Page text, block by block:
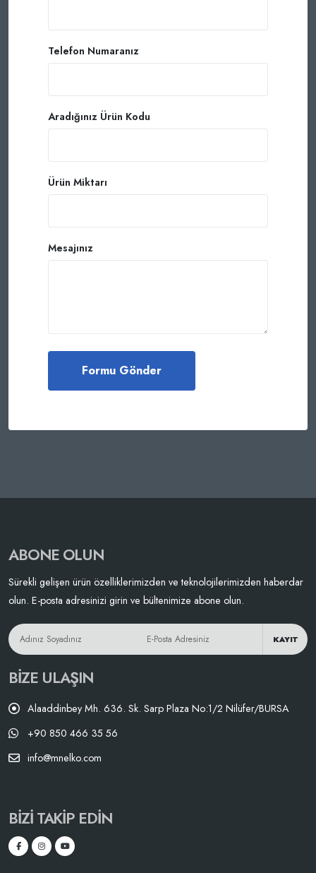
Telefon Numaranız
Aradığınız Ürün Kodu
Ürün Miktarı
Mesajınız
ABONE OLUN
Sürekli gelişen ürün özelliklerimizden ve teknolojilerimizden haberdar
olun. E-posta adresinizi girin ve bültenimize abone olun.
KAYIT
BIZE ULAŞIN
Alaaddinbey Mh. 636. Sk. Sarp Plaza No:1/2 Nilüfer/BURSA
+90 850 466 35 56
info@mnelko.com
BIZI TAKIP EDIN